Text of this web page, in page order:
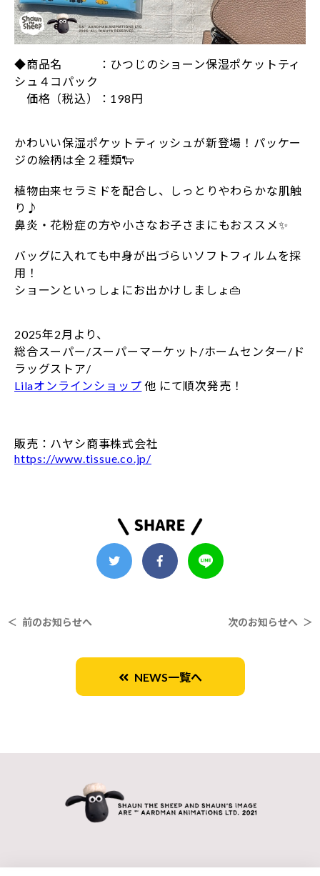
◆商品名 ：ひつじのショーン保湿ポケットティ
シュ４コパック
価格（税込）：198円
かわいい保湿ポケットティッシュが新登場！パッケー
ジの絵柄は全２種類🐑
植物由来セラミドを配合し、しっとりやわらかな肌触
り♪
鼻炎・花粉症の方や小さなお子さまにもおススメ✨
バッグに入れても中身が出づらいソフトフィルムを採
用！
ショーンといっしょにお出かけしましょ👜
2025年2月より、
総合スーパー/スーパーマーケット/ホームセンター/ド
ラッグストア/
Lilaオンラインショップ 他 にて順次発売！
販売：ハヤシ商事株式会社
https://www.tissue.co.jp/
＜ 前のお知らせへ 次のお知らせへ ＞
NEWS一覧へ